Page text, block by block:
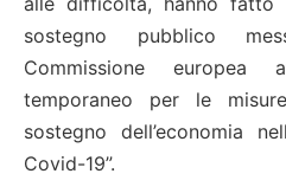
sostegno pubblico
Commissione europea
temporaneo per le
sostegno dell’economia
Covid-19”.